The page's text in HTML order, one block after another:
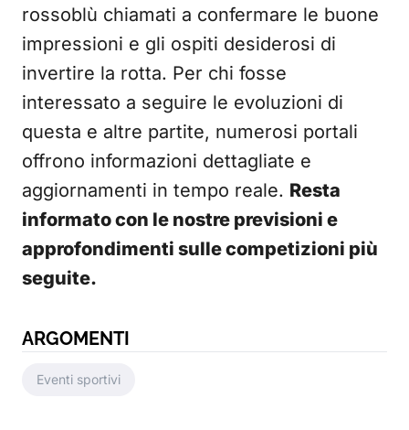
rossoblù chiamati a confermare le buone
impressioni e gli ospiti desiderosi di
invertire la rotta. Per chi fosse
interessato a seguire le evoluzioni di
questa e altre partite, numerosi portali
offrono informazioni dettagliate e
aggiornamenti in tempo reale. Resta
informato con le nostre previsioni e
approfondimenti sulle competizioni più
seguite.
ARGOMENTI
Eventi sportivi